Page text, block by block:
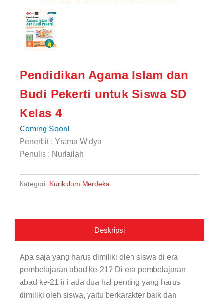
Pendidikan Agama Islam dan
Budi Pekerti untuk Siswa SD
Kelas 4
Coming Soon!
Penerbit : Yrama Widya
Penulis : Nurlailah
Kategori: Kurikulum Merdeka
Deskripsi
Apa saja yang harus dimiliki oleh siswa di era
pembelajaran abad ke-21? Di era pembelajaran
abad ke-21 ini ada dua hal penting yang harus
dimiliki oleh siswa, yaitu berkarakter baik dan